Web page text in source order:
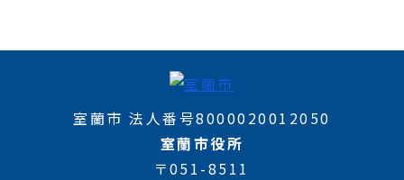
室蘭市 法人番号8000020012050
室蘭市役所
〒051-8511